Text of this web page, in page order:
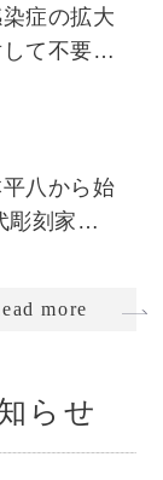
症の拡大
して不要…
八から始
彫刻家…
more
らせ